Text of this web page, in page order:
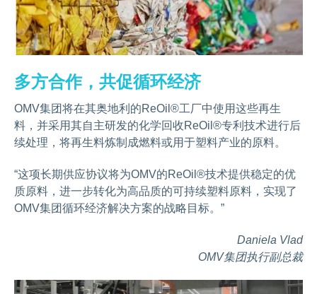
多方合作，共促循环经济
OMV集团将在其奥地利的ReOil®工厂中使用这些再生
料，并采用其自主研发的化学回收ReOil®专利技术进行后
续处理，将再生料炼制成燃料或用于塑料产业的原料。
“这项长期供应协议将为OMV的ReOil®技术提供稳定的优
质原料，进一步转化为高品质的可持续塑料原料，实现了
OMV集团循环经济解决方案的战略目标。”
Daniela Vlad
OMV集团执行副总裁